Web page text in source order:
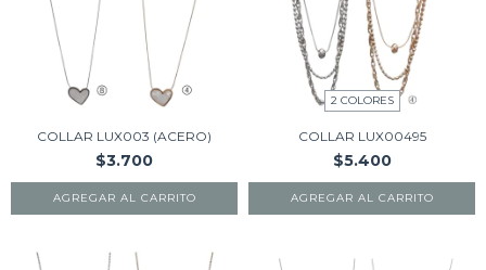
COLLAR LUX003 (ACERO)
$3.700
AGREGAR AL CARRITO
2 COLORES
COLLAR LUX00495
$5.400
AGREGAR AL CARRITO